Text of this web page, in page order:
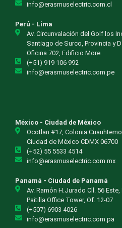
info@erasmuselectric.com.cl
Perú - Lima
Av. Circunvalación del Golf los
Santiago de Surco, Provincia y
Oficina 702, Edificio More
(+51) 919 106 992
info@erasmuselectric.com.pe
México - Ciudad de México
Ocotlan #17, Colonia
Ciudad de México CDMX 06700
(+52) 55 5533 4514
info@erasmuselectric.com.mx
Panamá - Ciudad de Panamá
Av. Ramón H.Jurado Cll. 56
Paitilla Office Tower, Of. 12-07
(+507) 6903 4026
info@erasmuselectric.com.pa